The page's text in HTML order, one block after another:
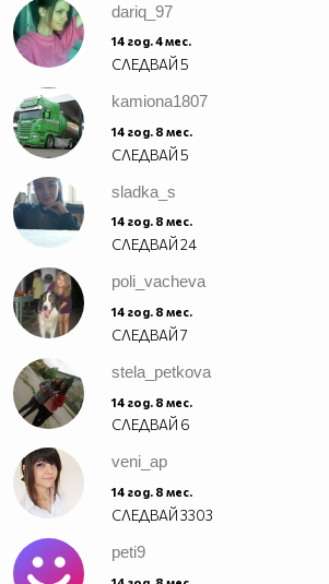
dariq_97
14 год. 4 мес.
СЛЕДВАЙ5
kamiona1807
14 год. 8 мес.
СЛЕДВАЙ5
sladka_s
14 год. 8 мес.
СЛЕДВАЙ24
poli_vacheva
14 год. 8 мес.
СЛЕДВАЙ7
stela_petkova
14 год. 8 мес.
СЛЕДВАЙ 6
veni_ap
14 год. 8 мес.
СЛЕДВАЙ3303
peti9